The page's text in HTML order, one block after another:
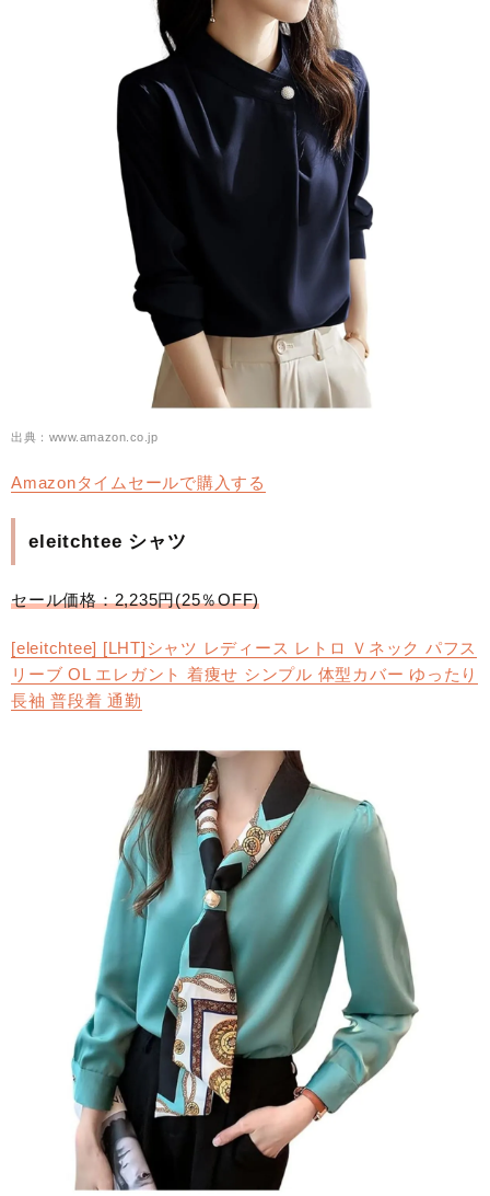
出典：www.amazon.co.jp
Amazonタイムセールで購入する
eleitchtee シャツ
セール価格：2,235円(25％OFF)
[eleitchtee] [LHT]シャツ レディース レトロ Ｖネック パフス
リーブ OL エレガント 着痩せ シンプル 体型カバー ゆったり
長袖 普段着 通勤